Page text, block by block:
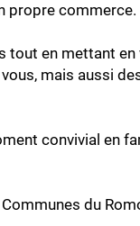
propre commerce.
en mettant en
mais aussi
convivial en
du